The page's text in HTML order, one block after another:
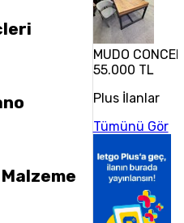
MUDO
55.000 TL
Plus İlanlar
Tümünü Gör